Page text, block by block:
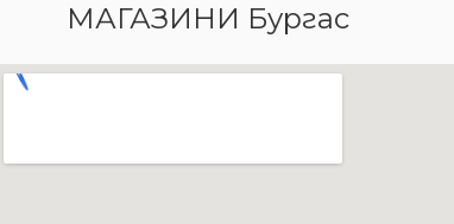
МАГАЗИНИ Бургас